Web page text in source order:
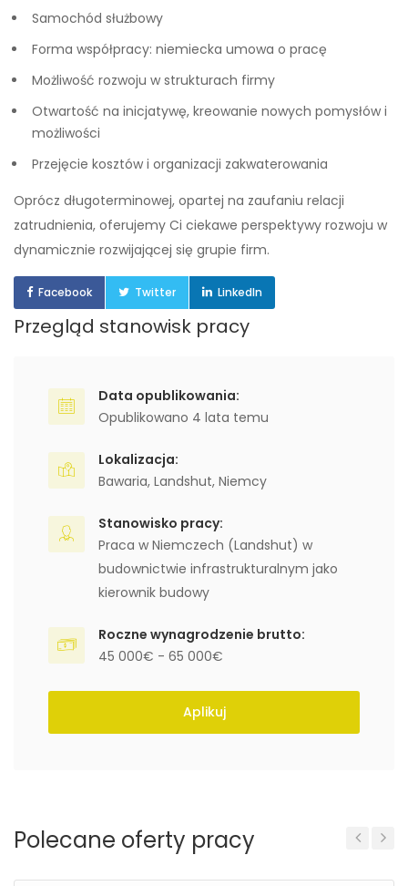
Samochód służbowy
Forma współpracy: niemiecka umowa o pracę
Możliwość rozwoju w strukturach firmy
Otwartość na inicjatywę, kreowanie nowych pomysłów i
możliwości
Przejęcie kosztów i organizacji zakwaterowania
Oprócz długoterminowej, opartej na zaufaniu relacji
zatrudnienia, oferujemy Ci ciekawe perspektywy rozwoju w
dynamicznie rozwijającej się grupie firm.
Facebook Twitter LinkedIn
Przegląd stanowisk pracy
Data opublikowania:
Opublikowano 4 lata temu
Lokalizacja:
Bawaria, Landshut, Niemcy
Stanowisko pracy:
Praca w Niemczech (Landshut) w
budownictwie infrastrukturalnym jako
kierownik budowy
Roczne wynagrodzenie brutto:
45 000€ - 65 000€
Aplikuj
Polecane oferty pracy